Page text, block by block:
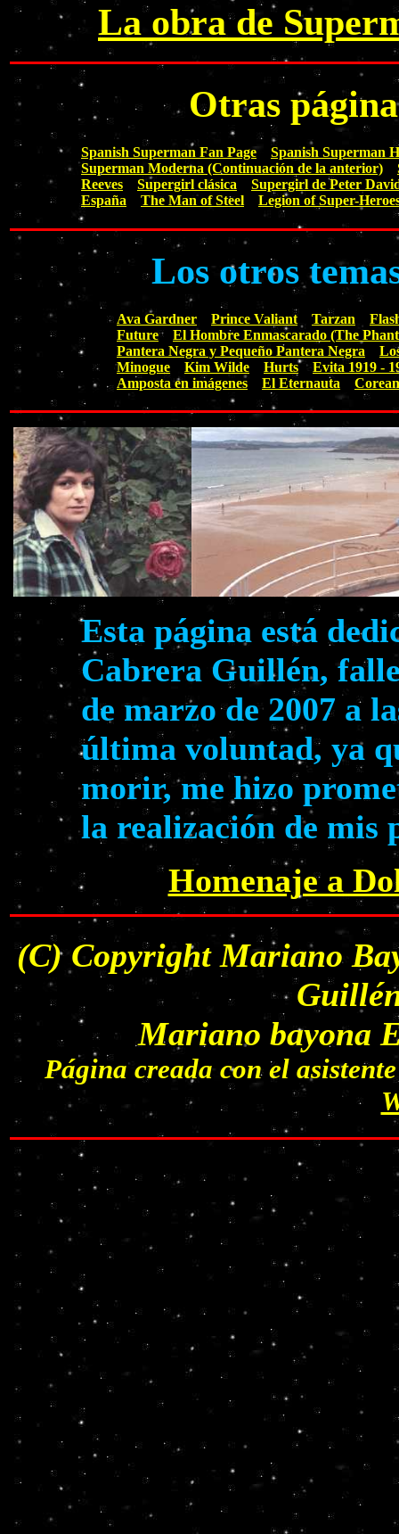
La obra de
Otras
Spanish Superman Fan Page
Spanish Superman
Superman Moderna (Continuación de la anterior)
Reeves
Supergirl clásica
Supergirl de Peter
España
The Man of Steel Legion of Super-
Los otros
Ava Gardner Prince Valiant Tarzan
Future
El Hombre Enmascarado (The
Pantera Negra y Pequeño Pantera Negra
Minogue
Kim Wilde Hurts
Evita 1919 -
Amposta en imágenes
El Eternauta
Esta página está
Cabrera Guillén,
de marzo de 2007 a
última voluntad, ya
morir, me hizo
la realización de mis
Homenaje a
(C) Copyright Mariano
Mariano bayona
Página creada con el